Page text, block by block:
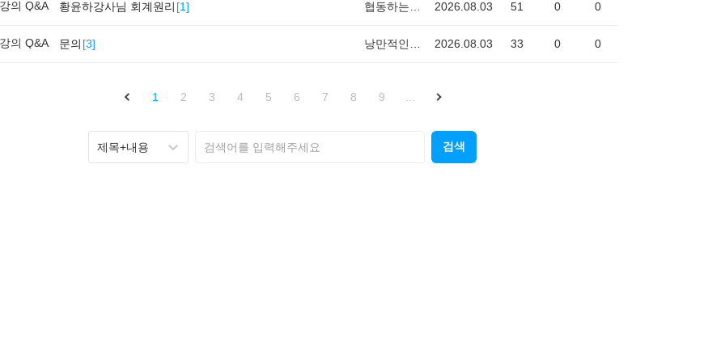
강의 Q&A 황윤하강사님 회계원리 [1] 2026.08.03 51 0 0
강의 Q&A 문의 [3] 2026.08.03 33 0 0
1 2 3 4 5 6 7 8 9
제목+내용 검색